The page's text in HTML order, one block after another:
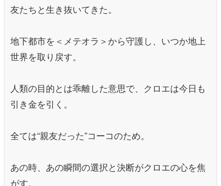
友たちと生き抜いてきた。
地下都市を＜メテオラ＞から守護し、いつか地上
世界を取り戻す。
人類の目的とは乖離した意思で、クロエは今日も
引き金を引く。
全ては“親友だった”コーコのため。
あの時、あの瞬間の選択と決断がクロエの心を焦
がす。